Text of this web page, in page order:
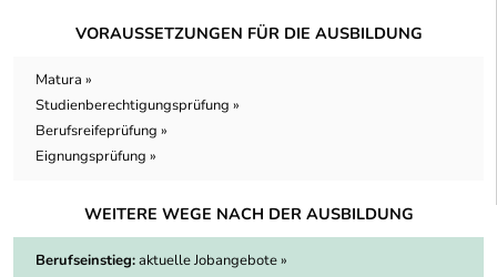
VORAUSSETZUNGEN FÜR DIE AUSBILDUNG
Matura »
Studienberechtigungsprüfung »
Berufsreifeprüfung »
Eignungsprüfung »
WEITERE WEGE NACH DER AUSBILDUNG
Berufseinstieg:aktuelle Jobangebote »